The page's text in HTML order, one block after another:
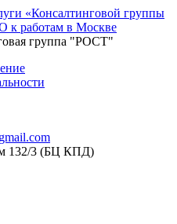
группа "РОСТ"
132/3 (БЦ КПД)